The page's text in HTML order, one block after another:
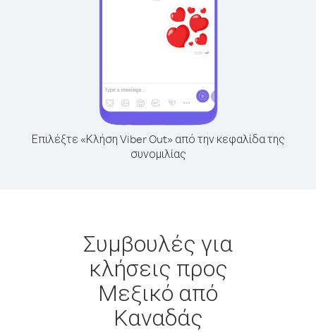
Επιλέξτε «Κλήση Viber Out» από την κεφαλίδα της
συνομιλίας
Συμβουλές για
κλήσεις προς
Μεξικό από
Καναδάς